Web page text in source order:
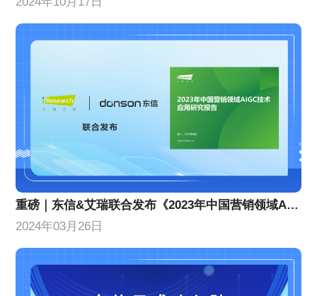
重磅｜东信&艾瑞联合发布《2023年中国营销领域AIGC技术应用研究报告》
2024年03月26日